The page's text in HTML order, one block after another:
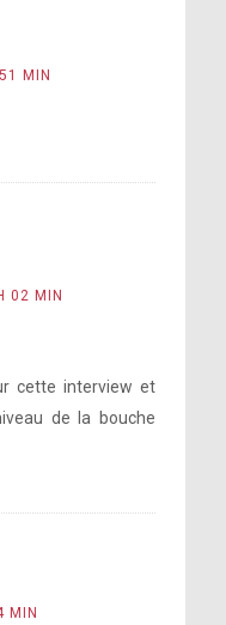
MIN
02 MIN
cette interview et
de la bouche
MIN